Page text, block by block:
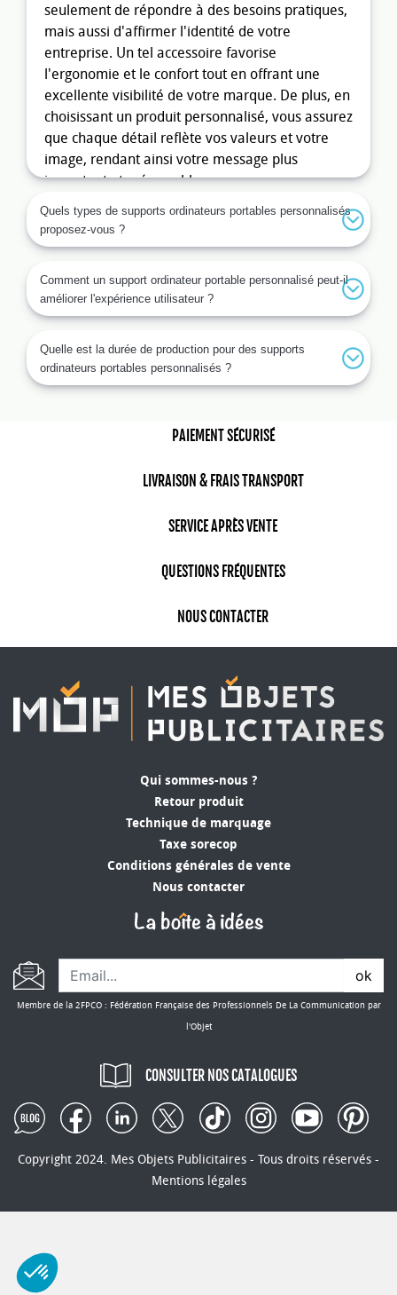
seulement de répondre à des besoins pratiques,
mais aussi d'affirmer l'identité de votre
entreprise. Un tel accessoire favorise
l'ergonomie et le confort tout en offrant une
excellente visibilité de votre marque. De plus, en
choisissant un produit personnalisé, vous assurez
que chaque détail reflète vos valeurs et votre
image, rendant ainsi votre message plus
impactant et mémorable.
Avantages des supports
ordinateurs portables
Les entreprises bénéficient de nombreux
avantages en optant pour des supports
produits permettent d'augmenter la notoriété de
votre marque de manière subtile. Offrir des
expérience utilisateur tout en renforçant leur
plus, lors d'événements ou de salons
avec votre logo peut se transformer en un
suscitant l'intérêt de potentiels clients ou
Trouvez votre support ordinateur
portable personnalisé sur
mesobjetspublicitaires.com
MesObjetsPublicitaires.com propose une large
gamme de supports pour ordinateurs portables
qui peuvent être personnalisés selon vos
l'objet publicitaire, MOP vous garantit des
produits de qualité, adaptés à vos attentes et à
celles de votre clientèle. Que ce soit pour un
événement, un cadeau d'entreprise ou tout
simplement pour équiper vos bureaux, notre
sélection de supports pour ordinateurs portables
vous offre des possibilités inépuisables pour
Explorez notre gamme dès maintenant et
découvrez comment un support ordinateur
portable personnalisé peut devenir un atout
majeur pour votre stratégie de marketing.
Quels types de supports ordinateurs portables personnalisés
proposez-vous ?
Comment un support ordinateur portable personnalisé peut-il
améliorer l'expérience utilisateur ?
Quelle est la durée de production pour des supports
ordinateurs portables personnalisés ?
PAIEMENT SÉCURISÉ
LIVRAISON & FRAIS TRANSPORT
SERVICE APRÈS VENTE
QUESTIONS FRÉQUENTES
NOUS CONTACTER
Qui sommes-nous ?
Retour produit
Technique de marquage
Taxe sorecop
Conditions générales de vente
Nous contacter
ok
Membre de la 2FPCO : Fédération Française des Professionnels De La Communication par
l'Objet
CONSULTER NOS CATALOGUES
Copyright 2024. Mes Objets Publicitaires - Tous droits réservés -
Mentions légales